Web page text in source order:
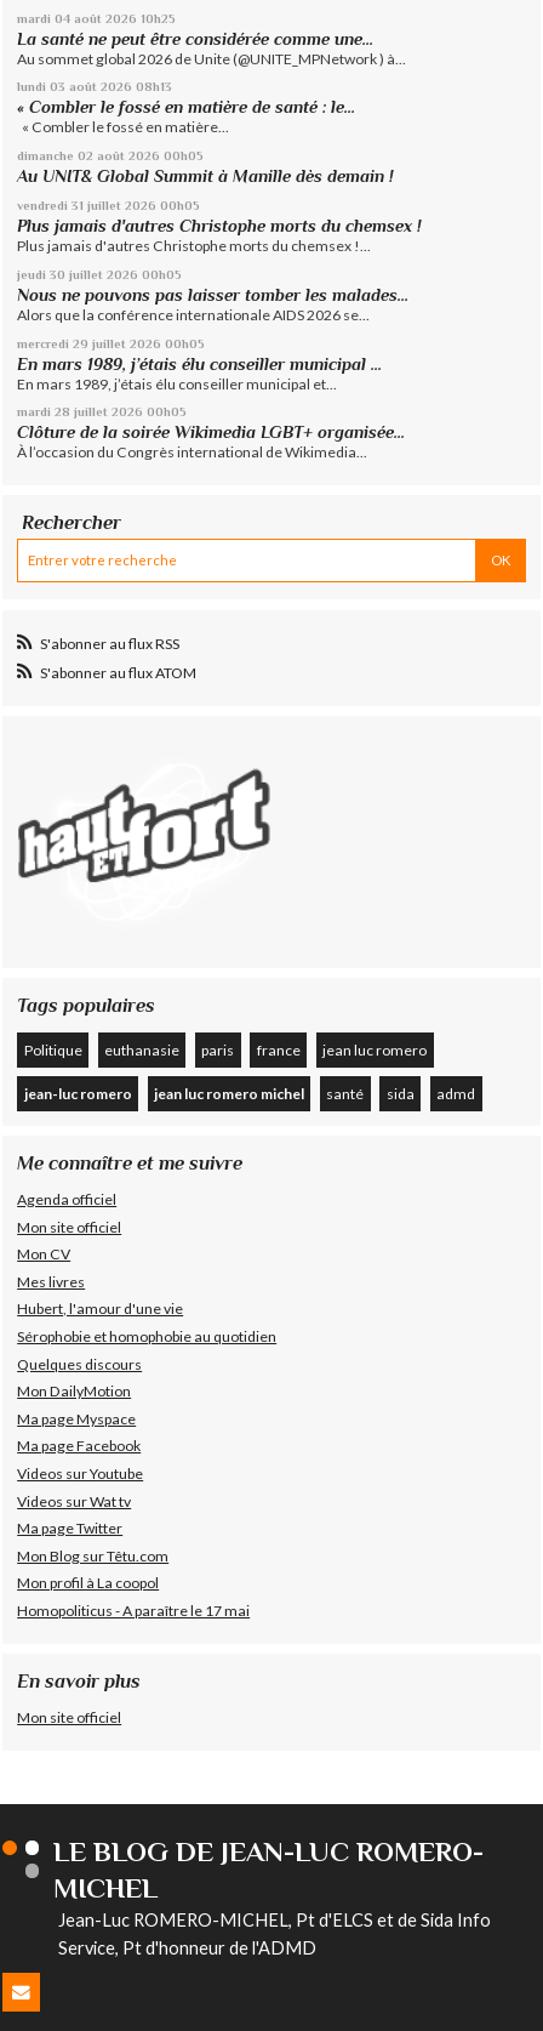
mardi 04 août 2026 10h25
La santé ne peut être considérée comme une...
Au sommet global 2026 de Unite (@UNITE_MPNetwork ) à...
lundi 03 août 2026 08h13
« Combler le fossé en matière de santé : le...
« Combler le fossé en matière...
dimanche 02 août 2026 00h05
Au UNIT& Global Summit à Manille dès demain !
vendredi 31 juillet 2026 00h05
Plus jamais d'autres Christophe morts du chemsex !
Plus jamais d'autres Christophe morts du chemsex !...
jeudi 30 juillet 2026 00h05
Nous ne pouvons pas laisser tomber les malades...
Alors que la conférence internationale AIDS 2026 se...
mercredi 29 juillet 2026 00h05
En mars 1989, j’étais élu conseiller municipal ...
En mars 1989, j’étais élu conseiller municipal et...
mardi 28 juillet 2026 00h05
Clôture de la soirée Wikimedia LGBT+ organisée...
À l’occasion du Congrès international de Wikimedia...
Rechercher
S'abonner au flux RSS
S'abonner au flux ATOM
Tags populaires
Politique euthanasie paris france jean luc romero
jean-luc romero jean luc romero michel santé sida admd
Me connaître et me suivre
Agenda officiel
Mon site officiel
Mon CV
Mes livres
Hubert, l'amour d'une vie
Sérophobie et homophobie au quotidien
Quelques discours
Mon DailyMotion
Ma page Myspace
Ma page Facebook
Videos sur Youtube
Videos sur Wat tv
Ma page Twitter
Mon Blog sur Têtu.com
Mon profil à La coopol
Homopoliticus - A paraître le 17 mai
En savoir plus
Mon site officiel
LE BLOG DE JEAN-LUC ROMERO-
MICHEL
Jean-Luc ROMERO-MICHEL, Pt d'ELCS et de Sida Info
Service, Pt d'honneur de l'ADMD